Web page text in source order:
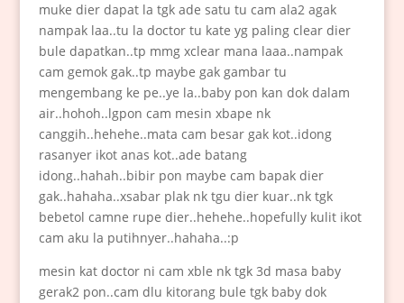
muke dier dapat la tgk ade satu tu cam ala2 agak
nampak laa..tu la doctor tu kate yg paling clear dier
bule dapatkan..tp mmg xclear mana laaa..nampak
cam gemok gak..tp maybe gak gambar tu
mengembang ke pe..ye la..baby pon kan dok dalam
air..hohoh..lgpon cam mesin xbape nk
canggih..hehehe..mata cam besar gak kot..idong
rasanyer ikot anas kot..ade batang
idong..hahah..bibir pon maybe cam bapak dier
gak..hahaha..xsabar plak nk tgu dier kuar..nk tgk
bebetol camne rupe dier..hehehe..hopefully kulit ikot
cam aku la putihnyer..hahaha..:p
mesin kat doctor ni cam xble nk tgk 3d masa baby
gerak2 pon..cam dlu kitorang bule tgk baby dok